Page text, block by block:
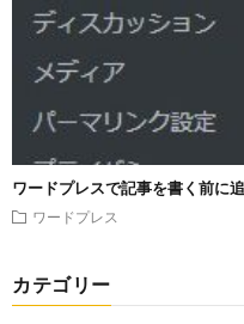
ワードプレスで記事を書く前に
ワードプレス
カテゴリー